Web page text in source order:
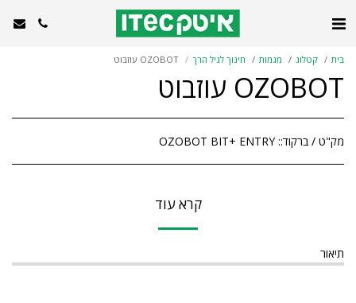
בית קטלוג מגמות חינוך לגיל הרך OZOBOT עוזבוט
OZOBOT עוזבוט
מק"ט / ברקוד:: OZOBOT BIT+ ENTRY
קרא עוד
תיאור